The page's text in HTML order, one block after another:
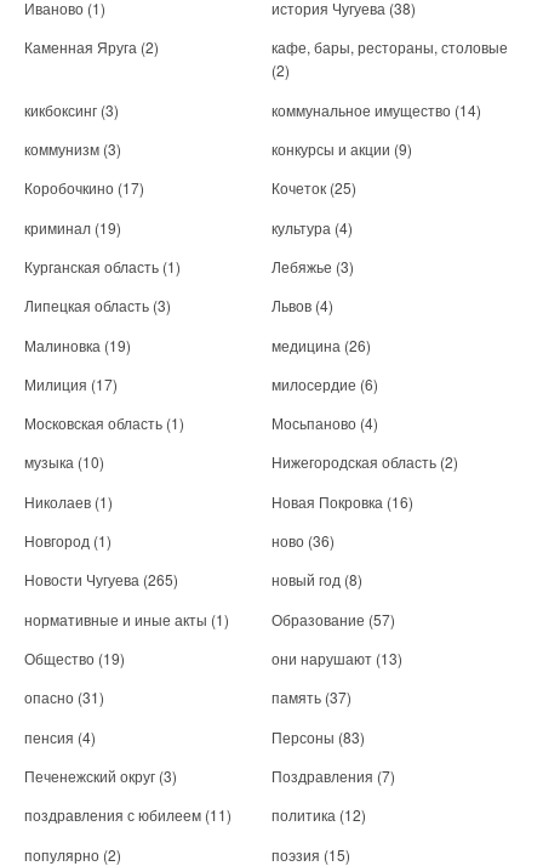
Иваново (1) история Чугуева (38)
Каменная Яруга (2)
кафе, бары, рестораны, столовые
(2)
кикбоксинг (3) коммунальное имущество (14)
коммунизм (3) конкурсы и акции (9)
Коробочкино (17) Кочеток (25)
криминал (19) культура (4)
Курганская область (1) Лебяжье (3)
Липецкая область (3) Львов (4)
Малиновка (19) медицина (26)
Милиция (17) милосердие (6)
Московская область (1) Мосьпаново (4)
музыка (10) Нижегородская область (2)
Николаев (1) Новая Покровка (16)
Новгород (1) ново (36)
Новости Чугуева (265) новый год (8)
нормативные и иные акты (1) Образование (57)
Общество (19) они нарушают (13)
опасно (31) память (37)
пенсия (4) Персоны (83)
Печенежский округ (3) Поздравления (7)
поздравления с юбилеем (11) политика (12)
популярно (2) поэзия (15)